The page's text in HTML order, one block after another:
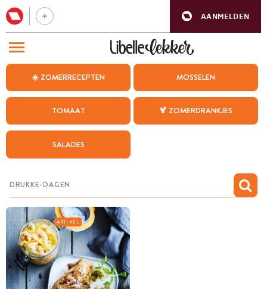
AANMELDEN
☀️ ZOMERRECEPTEN MOSSELEN
TOMAAT 🍹 ZOMERDRANKJES
SALADES
ARTIKEL
BEZOEK ONZE ANDERE WEBSITES
WEEKMENU
CHAT MET MAIA
MIJN BEWAARDE RECEPTEN